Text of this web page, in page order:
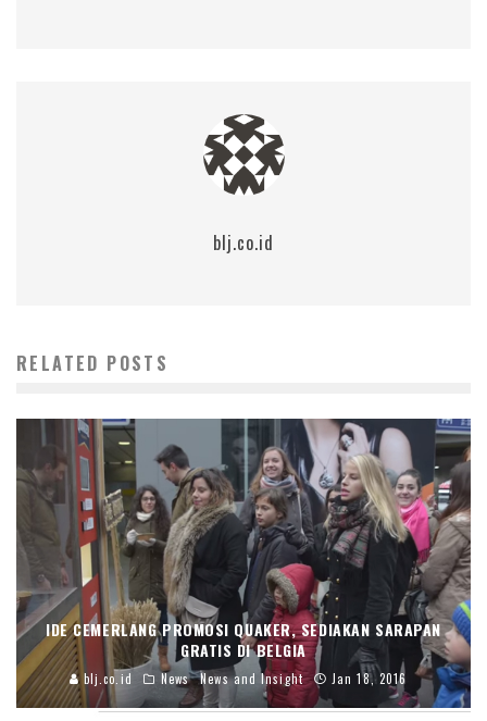
blj.co.id
RELATED POSTS
IDE CEMERLANG PROMOSI QUAKER, SEDIAKAN SARAPAN
GRATIS DI BELGIA
blj.co.id News News and Insight Jan 18, 2016